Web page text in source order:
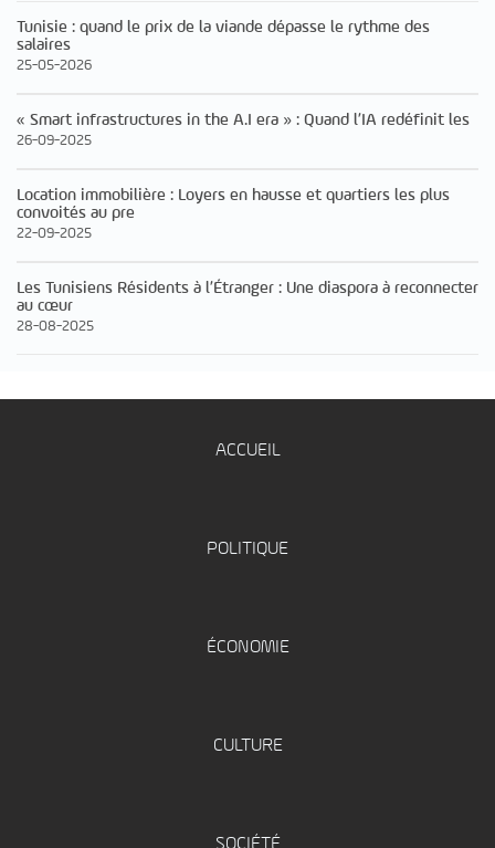
Tunisie : quand le prix de la viande dépasse le rythme des
salaires
25-05-2026
« Smart infrastructures in the A.I era » : Quand l’IA redéfinit les
26-09-2025
Location immobilière : Loyers en hausse et quartiers les plus
convoités au pre
22-09-2025
Les Tunisiens Résidents à l’Étranger : Une diaspora à reconnecter
au cœur
28-08-2025
ACCUEIL
POLITIQUE
ÉCONOMIE
CULTURE
SOCIÉTÉ